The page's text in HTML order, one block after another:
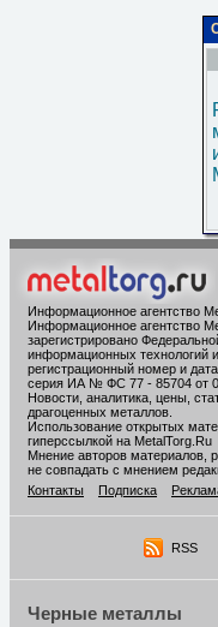
Информационное агентство
Информационное агентство
зарегистрировано
информационных технологий
регистрационный номер и
серия ИА № ФС 77 - 85704 от
Новости, аналитика, цены,
драгоценных металлов.
Использование открытых
гиперссылкой на MetalTorg.Ru
Мнение авторов материалов,
не совпадать с мнением
Контакты
Подписка
RSS
Черные металлы